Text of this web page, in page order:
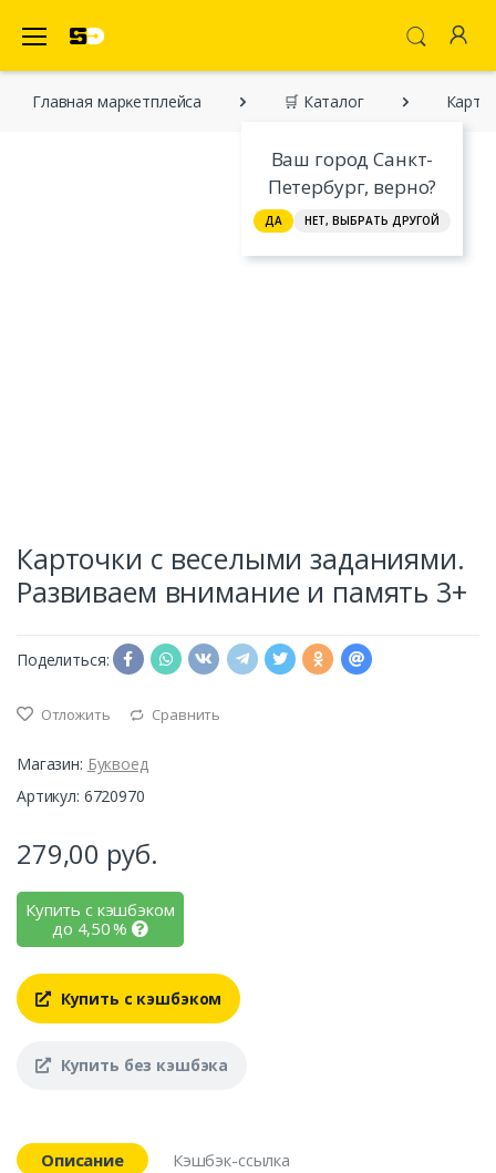
Ваш город Санкт-
Петербург, верно?
ДА НЕТ, ВЫБРАТЬ ДРУГОЙ
Главная марĸетплейса 🛒 Каталог
Карточки с веселыми заданиями.
Развиваем внимание и память 3+
Поделиться:
Отложить Сравнить
Магазин: Буквоед
Артикул: 6720970
279,00 руб.
Купить с кэшбэком
до 4,50%
Купить с кэшбэком
Купить без кэшбэка
Описание
Кэшбэк-ссылка